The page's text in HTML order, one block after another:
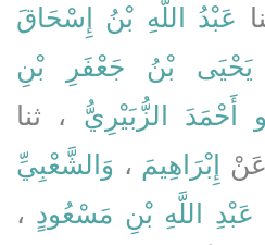
عَبْدُ اللَّهِ بْنُ إِسْحَاقَ
يَحْيَى بْنُ جَعْفَرِ بْنِ
أَحْمَدَ الزُّبَيْرِيُّ ، ثنا
إِبْرَاهِيمَ ، وَالشَّعْبِيِّ
عَبْدِ اللَّهِ بْنِ مَسْعُودٍ ،